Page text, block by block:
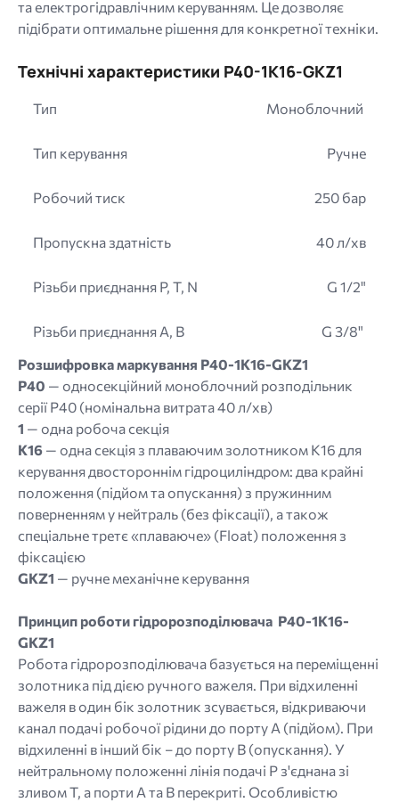
та електрогідравлічним керуванням. Це дозволяє
підібрати оптимальне рішення для конкретної техніки.
Технічні характеристики P40-1K16-GKZ1
Тип Моноблочний
Тип керування Ручне
Робочий тиск 250 бар
Пропускна здатність 40 л/хв
Різьби приєднання P, T, N G 1/2"
Різьби приєднання A, B
G 3/8"
Розшифровка маркування P40-1K16-GKZ1
P40 — односекційний моноблочний розподільник
серії P40 (номінальна витрата 40 л/хв)
1 — одна робоча секція
K16 — одна секція з плаваючим золотником К16 для
керування двостороннім гідроциліндром: два крайні
положення (підйом та опускання) з пружинним
поверненням у нейтраль (без фіксації), а також
спеціальне третє «плаваюче» (Float) положення з
фіксацією
GKZ1 — ручне механічне керування
Принцип роботи гідророзподілювача P40-1K16-
GKZ1
Робота гідророзподілювача базується на переміщенні
золотника під дією ручного важеля. При відхиленні
важеля в один бік золотник зсувається, відкриваючи
канал подачі робочої рідини до порту A (підйом). При
відхиленні в інший бік – до порту B (опускання). У
нейтральному положенні лінія подачі P з'єднана зі
зливом T, а порти A та B перекриті. Особливістю